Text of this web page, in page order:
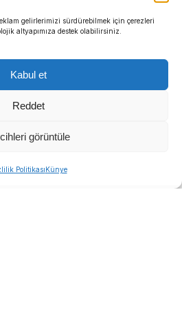
gelirlerimizi sürdürebilmek için çerezleri
altyapımıza destek olabilirsiniz.
Kabul et
Reddet
görüntüle
PolitikasıKünye